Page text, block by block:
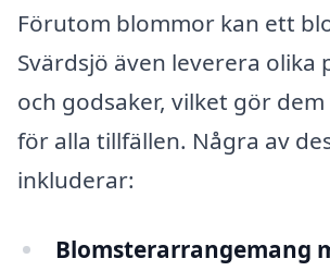
Förutom blommor kan ett
Svärdsjö även leverera olika
och godsaker, vilket gör
för alla tillfällen. Några av
inkluderar:
Blomsterarrangemang